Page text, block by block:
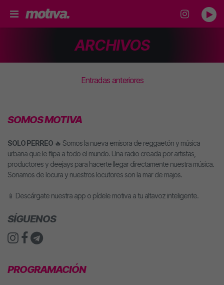
ARCHIVOS
Navegación de entradas
Entradas anteriores
SOMOS MOTIVA
SOLO PERREO 🔥 Somos la nueva emisora de reggaetón y música
urbana que le flipa a todo el mundo. Una radio creada por artistas,
productores y deejays para hacerte llegar directamente nuestra música.
Sonamos de locura y nuestros locutores son la mar de majos.
📱 Descárgate nuestra app o pídele motiva a tu altavoz inteligente.
SÍGUENOS
PROGRAMACIÓN